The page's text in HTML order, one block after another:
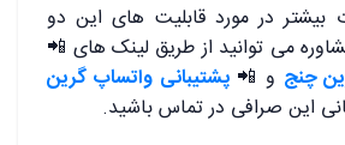
بیشتر در مورد قابلیت های این دو
می توانید از طریق لینک های 📲
چنج و 📲پشتیبانی واتساپ گرین
این صرافی در تماس باشید.